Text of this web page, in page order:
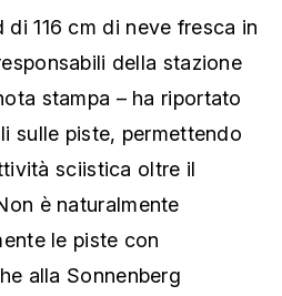
116 cm di neve fresca in
della stazione
stampa – ha riportato
sulle piste, permettendo
sciistica oltre il
è naturalmente
le piste con
alla Sonnenberg